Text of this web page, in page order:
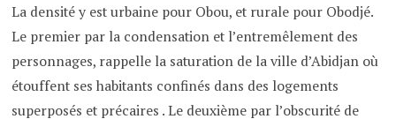
La densité y est urbaine pour Obou, et rurale pour Obodjé.
Le premier par la condensation et l’entremêlement des
personnages, rappelle la saturation de la ville d’Abidjan où
étouffent ses habitants confinés dans des logements
superposés et précaires . Le deuxième par l’obscurité de